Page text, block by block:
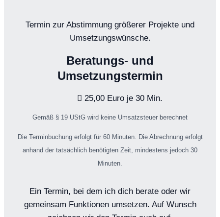
Termin zur Abstimmung größerer Projekte und
Umsetzungswünsche.
Beratungs- und
Umsetzungstermin
25,00 Euro je 30 Min.
Gemäß § 19 UStG wird keine Umsatzsteuer berechnet
Die Terminbuchung erfolgt für 60 Minuten. Die Abrechnung erfolgt
anhand der tatsächlich benötigten Zeit, mindestens jedoch 30
Minuten.
Ein Termin, bei dem ich dich berate oder wir
gemeinsam Funktionen umsetzen. Auf Wunsch